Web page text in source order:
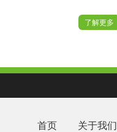
了解更多
首页 关于我们